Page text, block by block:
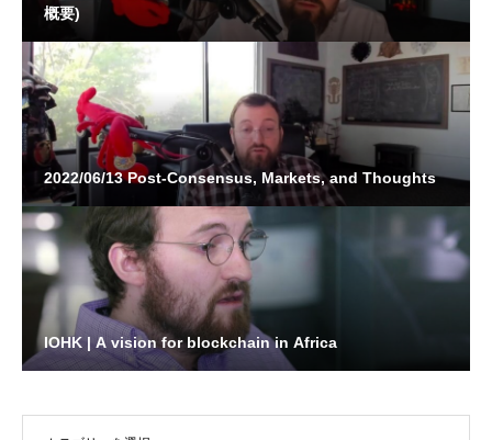
概要)
2022/06/13 Post-Consensus, Markets, and Thoughts
IOHK | A vision for blockchain in Africa